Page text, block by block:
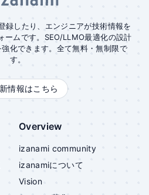
録したり、エンジニアが技術情報を
ームです。SEO/LLMO最適化の設計
化できます。全て無料・無制限で
す。
情報はこちら
Overview
izanami community
izanamiについて
Vision